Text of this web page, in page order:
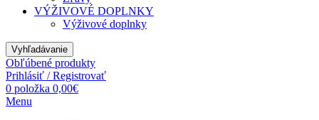
VÝŽIVOVÉ DOPLNKY
Výživové doplnky
Vyhľadávanie
Obľúbené produkty
Prihlásiť / Registrovať
0 položka 0,00€
Menu